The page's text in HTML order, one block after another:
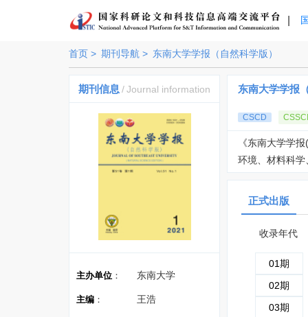
首页 > 期刊导航 > 东南大学学报（自然科学版）
期刊信息 /Journal information
主办单位 ： 东南大学
主编 ： 王浩
东南大学学报
CSCD CSSCI
《东南大学学
环境、材料科
正式出版
收录年代
01期
02期
03期